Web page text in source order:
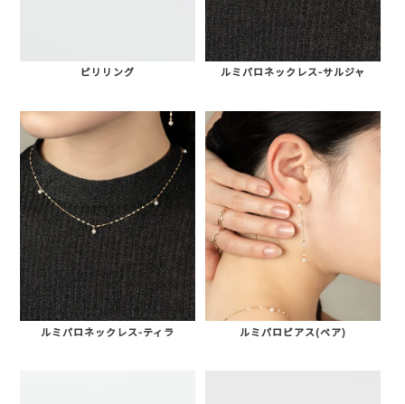
ピリリング ルミパロネックレス-サルジャ
ルミパロネックレス-ティラ ルミパロピアス(ペア)